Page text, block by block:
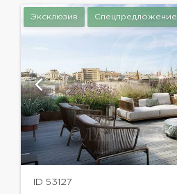
Эксклюзив Спецпредложение
ID 53127